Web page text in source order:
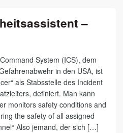
–
System (ICS), dem
in den USA, ist
als Stabsstelle des Incident
definiert. Man kann
monitors safety conditions and
the safety of all assigned
Also jemand, der sich […]